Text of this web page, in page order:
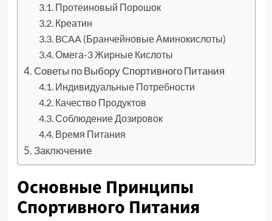
Протеиновый Порошок
Креатин
BCAA (Бранчейновые Аминокислоты)
Омега-3 Жирные Кислоты
Советы по Выбору Спортивного Питания
Индивидуальные Потребности
Качество Продуктов
Соблюдение Дозировок
Время Питания
Заключение
Основные Принципы
Спортивного Питания